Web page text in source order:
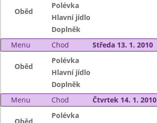
Oběd
Polévka
Hlavní jídlo
Doplněk
Menu
Chod Středa 13. 1. 2010
Oběd
Polévka
Hlavní jídlo
Doplněk
Menu
Chod Čtvrtek 14. 1. 2010
Polévka